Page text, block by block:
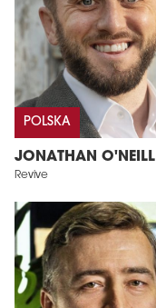
POLSKA
JONATHAN O'NEILL
Revive